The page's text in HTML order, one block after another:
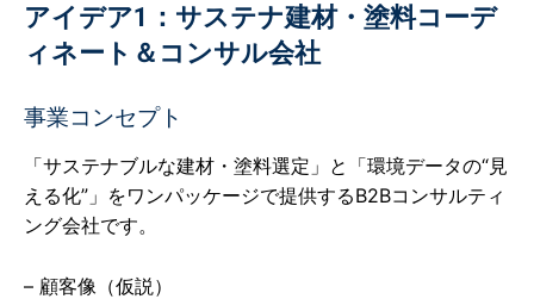
アイデア1：サステナ建材・塗料コーデ
ィネート＆コンサル会社
事業コンセプト
「サステナブルな建材・塗料選定」と「環境データの“見
える化”」をワンパッケージで提供するB2Bコンサルティ
ング会社です。
– 顧客像（仮説）